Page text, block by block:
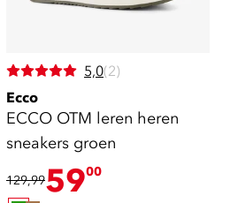
5,0(2)
Ecco
ECCO OTM leren heren
sneakers groen
129,995900